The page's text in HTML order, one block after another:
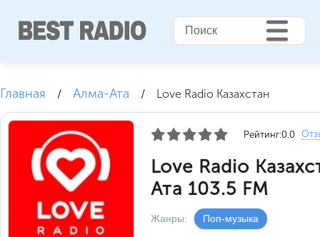
Главная / Алма-Ата / Love Radio Казахстан
Рейтинг:0.0
Love Radio
Ата 103.5 FM
Жанры: Поп-музыка